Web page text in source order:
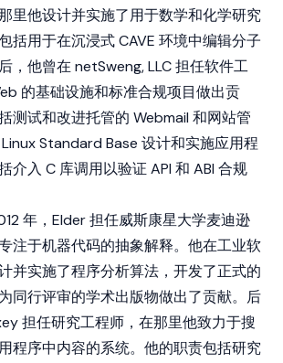
里他设计并实施了用于数学和化学研究
括用于在沉浸式 CAVE 环境中编辑分子
，他曾在 netSweng, LLC 担任软件工
的基础设施和标准合规项目做出贡
测试和改进托管的 Webmail 和网站管
Standard Base 设计和实施应用程
介入 C 库调用以验证 API 和 ABI 合规
年，Elder 担任威斯康星大学麦迪逊
注于机器代码的抽象解释。他在工业软
并实施了程序分析算法，开发了正式的
同行评审的学术出版物做出了贡献。后
担任研究工程师，在那里他致力于搜
程序中内容的系统。他的职责包括研究